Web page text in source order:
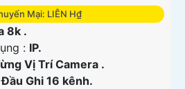
Mại: LIÊN H₫
8k .
: IP.
Vị Trí Camera .
Đầu Ghi 16 kênh.